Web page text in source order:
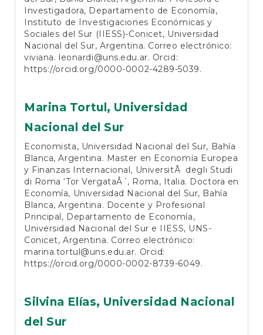
Investigadora, Departamento de Economía,
Instituto de Investigaciones Económicas y
Sociales del Sur (IIESS)-Conicet, Universidad
Nacional del Sur, Argentina. Correo electrónico:
viviana. leonardi@uns.edu.ar. Orcid:
https://orcid.org/0000-0002-4289-5039.
Marina Tortul, Universidad
Nacional del Sur
Economista, Universidad Nacional del Sur, Bahía
Blanca, Argentina. Master en Economía Europea
y Finanzas Internacional, UniversitÃ degli Studi
di Roma ‘Tor VergataÂ´, Roma, Italia. Doctora en
Economía, Universidad Nacional del Sur, Bahía
Blanca, Argentina. Docente y Profesional
Principal, Departamento de Economía,
Universidad Nacional del Sur e IIESS, UNS-
Conicet, Argentina. Correo electrónico:
marina.tortul@uns.edu.ar. Orcid:
https://orcid.org/0000-0002-8739-6049.
Silvina Elías, Universidad Nacional
del Sur